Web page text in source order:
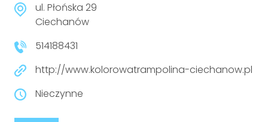
ul. Płońska 29
Ciechanów
514188431
http://www.kolorowatrampolina-ciechanow.pl
Nieczynne